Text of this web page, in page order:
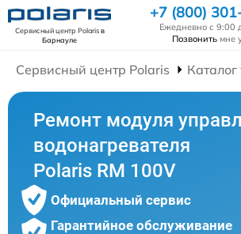
Сервисный центр Polarisв
Барнауле
+7 (800)
Ежедневно с 9:00
Позвонить мне
Сервисный центр Polaris Каталог
Ремонт модуля
водонагревателя
Polaris RM 100V
Официальный сервис
Гарантийное обслуживание